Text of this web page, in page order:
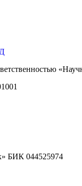
БИК 044525974